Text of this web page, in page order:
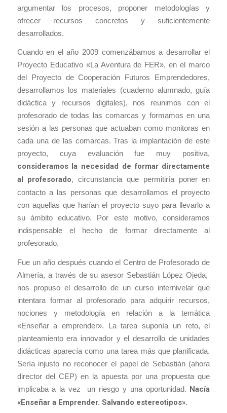
argumentar los procesos, proponer metodologías y
ofrecer recursos concretos y suficientemente
desarrollados.
Cuando en el año 2009 comenzábamos a desarrollar el
Proyecto Educativo «La Aventura de FER», en el marco
del Proyecto de Cooperación Futuros Emprendedores,
desarrollamos los materiales (cuaderno alumnado, guía
didáctica y recursos digitales), nos reunimos con el
profesorado de todas las comarcas y formamos en una
sesión a las personas que actuaban como monitoras en
cada una de las comarcas. Tras la implantación de este
proyecto, cuya evaluación fue muy positiva,
consideramos la necesidad de formar directamente
al profesorado, circunstancia que permitiría poner en
contacto a las personas que desarrollamos el proyecto
con aquellas que harían el proyecto suyo para llevarlo a
su ámbito educativo. Por este motivo, consideramos
indispensable el hecho de formar directamente al
profesorado.
Fue un año después cuando el Centro de Profesorado de
Almería, a través de su asesor Sebastián López Ojeda,
nos propuso el desarrollo de un curso internivelar que
intentara formar al profesorado para adquirir recursos,
nociones y metodología en relación a la temática
«Enseñar a emprender». La tarea suponía un reto, el
planteamiento era innovador y el desarrollo de unidades
didácticas aparecía como una tarea más que planificada.
Sería injusto no reconocer el papel de Sebastián (ahora
director del CEP) en la apuesta por una propuesta que
implicaba a la vez un riesgo y una oportunidad. Nacía
«Enseñar a Emprender. Salvando estereotipos».